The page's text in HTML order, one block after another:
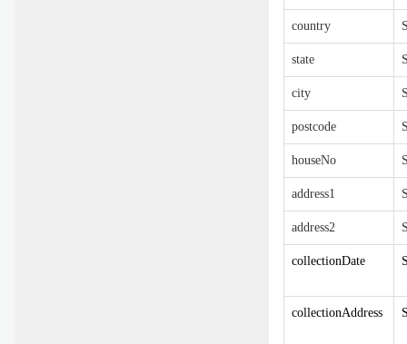
country
state
city
postcode
houseNo
address1
address2
collectionDate
collectionAddress